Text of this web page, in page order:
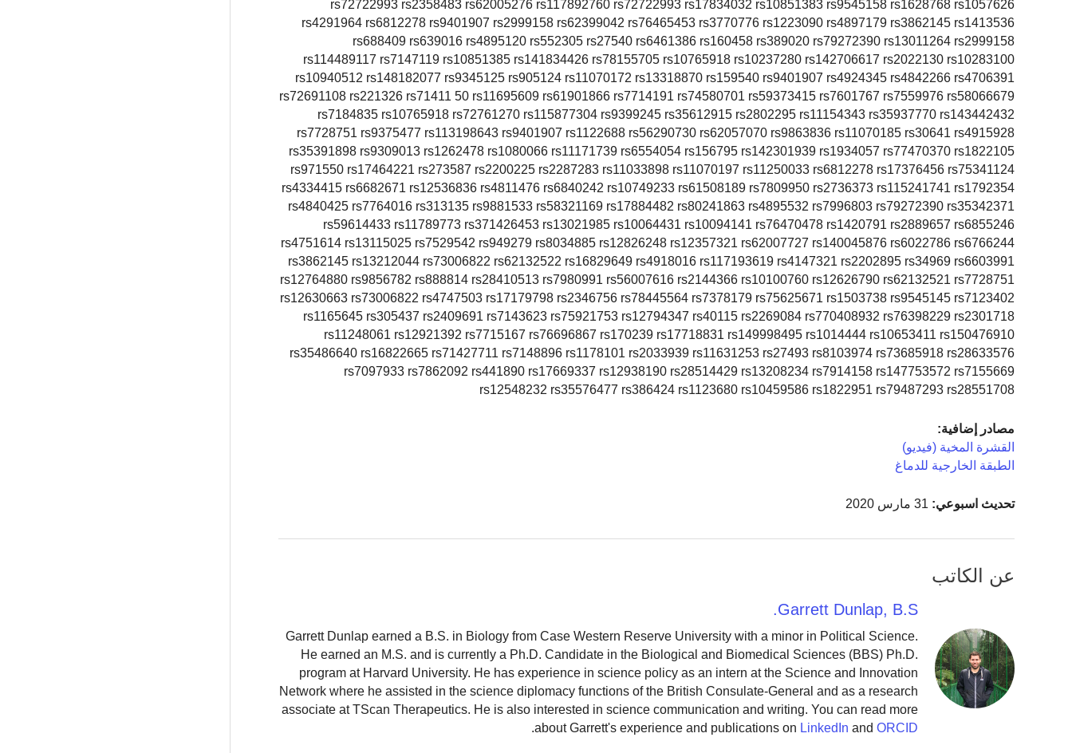
rs72722993 rs2358483 rs62005276 rs117892760 rs72722993 rs17834032 rs10851383 rs9545158 rs1628768 rs1057626
rs4291964 rs6812278 rs9401907 rs2999158 rs62399042 rs76465453 rs3770776 rs1223090 rs4897179 rs3862145 rs1413536
rs688409 rs639016 rs4895120 rs552305 rs27540 rs6461386 rs160458 rs389020 rs79272390 rs13011264 rs2999158
rs114489117 rs7147119 rs10851385 rs141834426 rs78155705 rs10765918 rs10237280 rs142706617 rs2022130 rs10283100
rs10940512 rs148182077 rs9345125 rs905124 rs11070172 rs13318870 rs159540 rs9401907 rs4924345 rs4842266 rs4706391
rs72691108 rs221326 rs71411 50 rs11695609 rs61901866 rs7714191 rs74580701 rs59373415 rs7601767 rs7559976 rs58066679
rs7184835 rs10765918 rs72761270 rs115877304 rs9399245 rs35612915 rs2802295 rs11154343 rs35937770 rs143442432
rs7728751 rs9375477 rs113198643 rs9401907 rs1122688 rs56290730 rs62057070 rs9863836 rs11070185 rs30641 rs4915928
rs35391898 rs9309013 rs1262478 rs1080066 rs11171739 rs6554054 rs156795 rs142301939 rs1934057 rs77470370 rs1822105
rs971550 rs17464221 rs273587 rs2200225 rs2287283 rs11033898 rs11070197 rs11250033 rs6812278 rs17376456 rs75341124
rs4334415 rs6682671 rs12536836 rs4811476 rs6840242 rs10749233 rs61508189 rs7809950 rs2736373 rs115241741 rs1792354
rs4840425 rs7764016 rs313135 rs9881533 rs58321169 rs17884482 rs80241863 rs4895532 rs7996803 rs79272390 rs35342371
rs59614433 rs11789773 rs371426453 rs13021985 rs10064431 rs10094141 rs76470478 rs1420791 rs2889657 rs6855246
rs4751614 rs13115025 rs7529542 rs949279 rs8034885 rs12826248 rs12357321 rs62007727 rs140045876 rs6022786 rs6766244
rs3862145 rs13212044 rs73006822 rs62132522 rs16829649 rs4918016 rs117193619 rs4147321 rs2202895 rs34969 rs6603991
rs12764880 rs9856782 rs888814 rs28410513 rs7980991 rs56007616 rs2144366 rs10100760 rs12626790 rs62132521 rs7728751
rs12630663 rs73006822 rs4747503 rs17179798 rs2346756 rs78445564 rs7378179 rs75625671 rs1503738 rs9545145 rs7123402
rs1165645 rs305437 rs2409691 rs7143623 rs75921753 rs12794347 rs40115 rs2269084 rs770408932 rs76398229 rs2301718
rs11248061 rs12921392 rs7715167 rs76696867 rs170239 rs17718831 rs149998495 rs1014444 rs10653411 rs150476910
rs35486640 rs16822665 rs71427711 rs7148896 rs1178101 rs2033939 rs11631253 rs27493 rs8103974 rs73685918 rs28633576
rs7097933 rs7862092 rs441890 rs17669337 rs12938190 rs28514429 rs13208234 rs7914158 rs147753572 rs7155669
rs12548232 rs35576477 rs386424 rs1123680 rs10459586 rs1822951 rs79487293 rs28551708
مصادر إضافية:
القشرة المخية (فيديو)
الطبقة الخارجية للدماغ
تحديث اسبوعي:
عن الكاتب
Garrett Dunlap, B.S.
Garrett Dunlap earned a B.S. in Biology from Case Western Reserve University with a minor in Political Science.
He earned an M.S. and is currently a Ph.D. Candidate in the Biological and Biomedical Sciences (BBS) Ph.D.
program at Harvard University. He has experience in science policy as an intern at the Science and Innovation
Network where he assisted in the science diplomacy functions of the British Consulate-General and as a research
associate at TScan Therapeutics. He is also interested in science communication and writing. You can read more
about Garrett's experience and publications on LinkedIn and ORCID
.